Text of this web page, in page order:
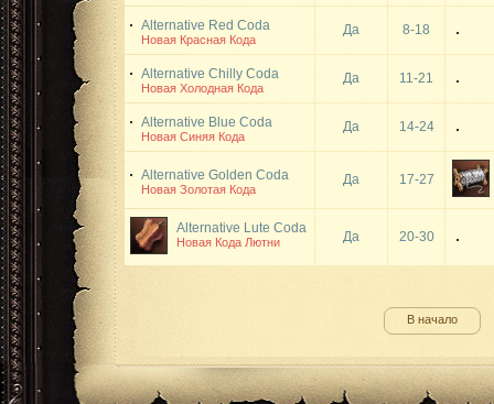
Alternative Red Coda
Новая Красная Кода
Да 8-18
Alternative Chilly Coda
Новая Холодная Кода
Да 11-21
Alternative Blue Coda
Новая Синяя Кода
Да 14-24
Alternative Golden Coda
Новая Золотая Кода
Да 17-27
Alternative Lute Coda
Новая Кода Лютни Да 20-30
В начало